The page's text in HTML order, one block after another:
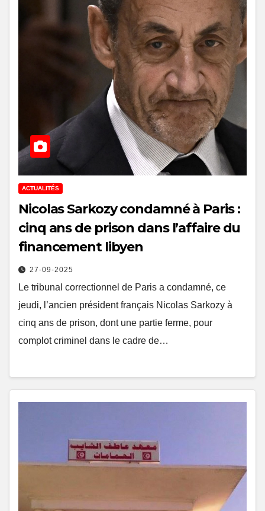
ACTUALITÉS
Nicolas Sarkozy condamné à Paris :
cinq ans de prison dans l’affaire du
financement libyen
27-09-2025
Le tribunal correctionnel de Paris a condamné, ce
jeudi, l’ancien président français Nicolas Sarkozy à
cinq ans de prison, dont une partie ferme, pour
complot criminel dans le cadre de…